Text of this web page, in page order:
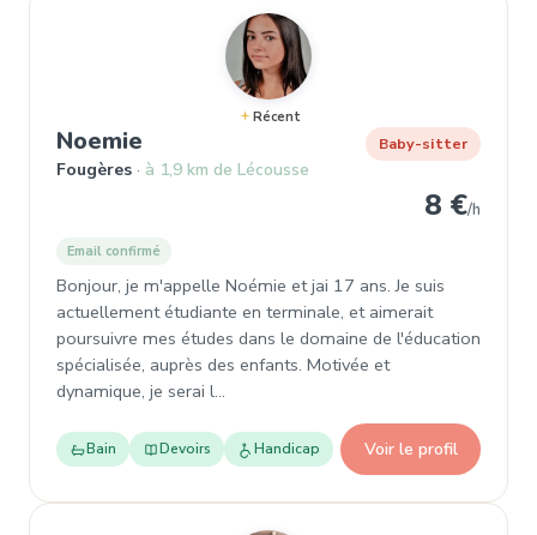
Récent
Noemie , Baby-sitter à Fougères
Fougères à 1,9 km de Lécousse
Baby-sitter
8 €/h
Email confirmé
Bonjour, je m'appelle Noémie et jai 17 ans. Je suis
actuellement étudiante en terminale, et aimerait
poursuivre mes études dans le domaine de l'éducation
spécialisée, auprès des enfants. Motivée et
dynamique, je serai l…
Bain Devoirs Handicap Voir le profil